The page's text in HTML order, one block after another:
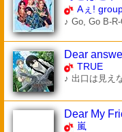
Aぇ!
♪ Go, Go B-
Dear
TRUE
♪ 出口は見え
Dear My
嵐